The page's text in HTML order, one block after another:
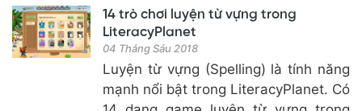
14 trò chơi luyện từ vựng trong
LiteracyPlanet
04 Tháng Sáu 2018
Luyện từ vựng (Spelling) là tính năng
mạnh nổi bật trong LiteracyPlanet. Có